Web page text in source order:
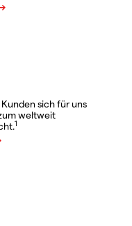
sich für uns
weltweit
1